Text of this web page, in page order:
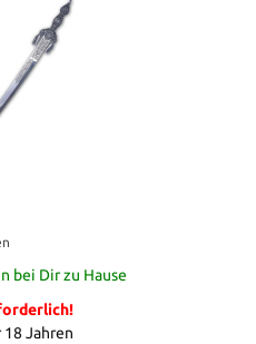
bei Dir zu Hause
Jahren